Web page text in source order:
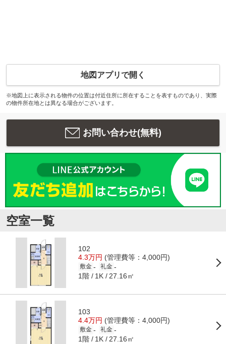
地図アプリで開く
※地図上に表示される物件の位置は付近住所に所在することを表すものであり、実際
の物件所在地とは異なる場合がございます。
お問い合わせ(無料)
空室一覧
102
4.3万円 (管理費等：4,000円)
敷金 - 礼金 -
1階 1K 27.16㎡
103
4.4万円 (管理費等：4,000円)
敷金 - 礼金 -
1階 1K 27.16㎡